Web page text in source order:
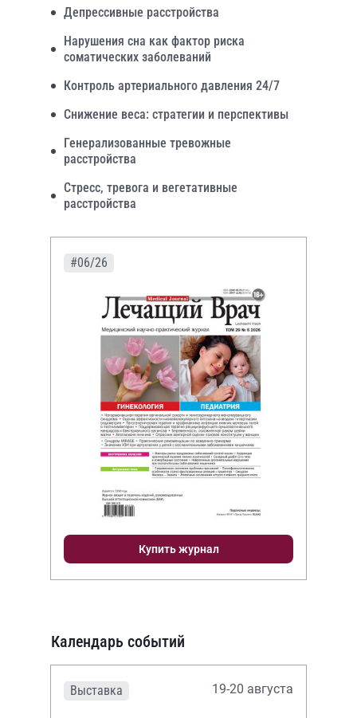
Депрессивные расстройства
Нарушения сна как фактор риска
соматических заболеваний
Контроль артериального давления 24/7
Снижение веса: стратегии и перспективы
Генерализованные тревожные
расстройства
Стресс, тревога и вегетативные
расстройства
#06/26
Купить журнал
Календарь событий
Выставка 19-20 августа